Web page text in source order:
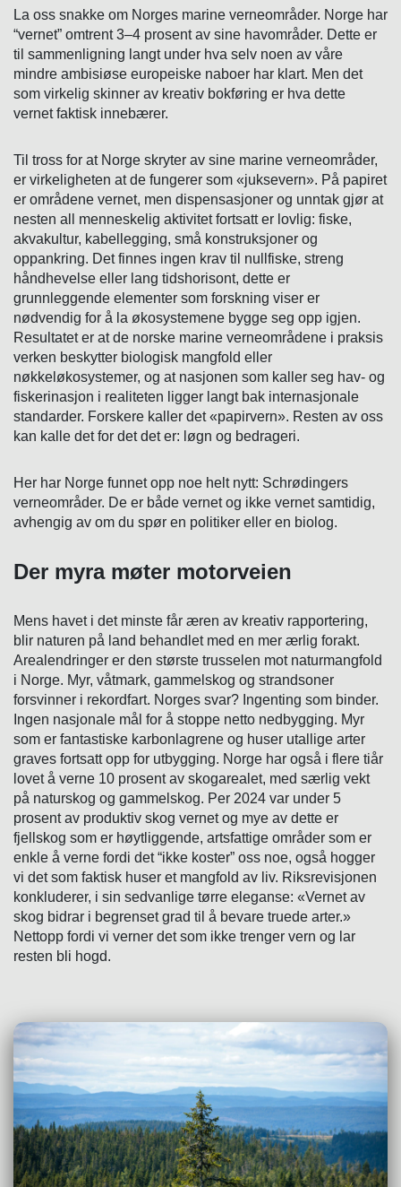
La oss snakke om Norges marine verneområder. Norge har
“vernet” omtrent 3–4 prosent av sine havområder. Dette er
til sammenligning langt under hva selv noen av våre
mindre ambisiøse europeiske naboer har klart. Men det
som virkelig skinner av kreativ bokføring er hva dette
vernet faktisk innebærer.
Til tross for at Norge skryter av sine marine verneområder,
er virkeligheten at de fungerer som «juksevern». På papiret
er områdene vernet, men dispensasjoner og unntak gjør at
nesten all menneskelig aktivitet fortsatt er lovlig: fiske,
akvakultur, kabellegging, små konstruksjoner og
oppankring. Det finnes ingen krav til nullfiske, streng
håndhevelse eller lang tidshorisont, dette er
grunnleggende elementer som forskning viser er
nødvendig for å la økosystemene bygge seg opp igjen.
Resultatet er at de norske marine verneområdene i praksis
verken beskytter biologisk mangfold eller
nøkkeløkosystemer, og at nasjonen som kaller seg hav- og
fiskerinasjon i realiteten ligger langt bak internasjonale
standarder. Forskere kaller det «papirvern». Resten av oss
kan kalle det for det det er: løgn og bedrageri.
Her har Norge funnet opp noe helt nytt: Schrødingers
verneområder. De er både vernet og ikke vernet samtidig,
avhengig av om du spør en politiker eller en biolog.
Der myra møter motorveien
Mens havet i det minste får æren av kreativ rapportering,
blir naturen på land behandlet med en mer ærlig forakt.
Arealendringer er den største trusselen mot naturmangfold
i Norge. Myr, våtmark, gammelskog og strandsoner
forsvinner i rekordfart. Norges svar? Ingenting som binder.
Ingen nasjonale mål for å stoppe netto nedbygging. Myr
som er fantastiske karbonlagrene og huser utallige arter
graves fortsatt opp for utbygging. Norge har også i flere tiår
lovet å verne 10 prosent av skogarealet, med særlig vekt
på naturskog og gammelskog. Per 2024 var under 5
prosent av produktiv skog vernet og mye av dette er
fjellskog som er høytliggende, artsfattige områder som er
enkle å verne fordi det “ikke koster” oss noe, også hogger
vi det som faktisk huser et mangfold av liv. Riksrevisjonen
konkluderer, i sin sedvanlige tørre eleganse: «Vernet av
skog bidrar i begrenset grad til å bevare truede arter.»
Nettopp fordi vi verner det som ikke trenger vern og lar
resten bli hogd.